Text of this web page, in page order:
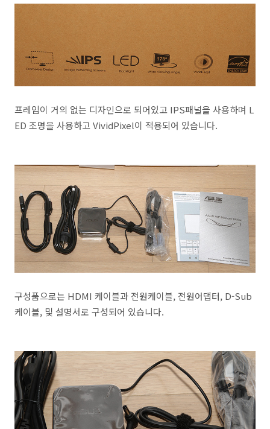
프레임이 거의 없는 디자인으로 되어있고 IPS패널을 사용하며 L
ED 조명을 사용하고 VividPixel이 적용되어 있습니다.
구성품으로는 HDMI 케이블과 전원케이블, 전원어댑터, D-Sub
케이블, 및 설명서로 구성되어 있습니다.